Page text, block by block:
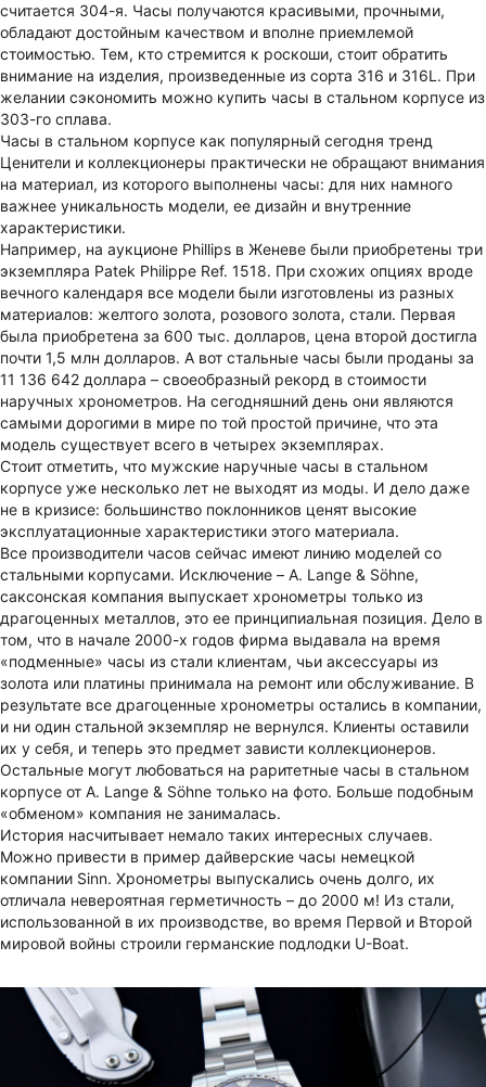
считается 304-я. Часы получаются красивыми, прочными,
обладают достойным качеством и вполне приемлемой
стоимостью. Тем, кто стремится к роскоши, стоит обратить
внимание на изделия, произведенные из сорта 316 и 316L. При
желании сэкономить можно купить часы в стальном корпусе из
303-го сплава.
Часы в стальном корпусе как популярный сегодня тренд
Ценители и коллекционеры практически не обращают внимания
на материал, из которого выполнены часы: для них намного
важнее уникальность модели, ее дизайн и внутренние
характеристики.
Например, на аукционе Phillips в Женеве были приобретены три
экземпляра Patek Philippe Ref. 1518. При схожих опциях вроде
вечного календаря все модели были изготовлены из разных
материалов: желтого золота, розового золота, стали. Первая
была приобретена за 600 тыс. долларов, цена второй достигла
почти 1,5 млн долларов. А вот стальные часы были проданы за
11 136 642 доллара – своеобразный рекорд в стоимости
наручных хронометров. На сегодняшний день они являются
самыми дорогими в мире по той простой причине, что эта
модель существует всего в четырех экземплярах.
Стоит отметить, что мужские наручные часы в стальном
корпусе уже несколько лет не выходят из моды. И дело даже
не в кризисе: большинство поклонников ценят высокие
эксплуатационные характеристики этого материала.
Все производители часов сейчас имеют линию моделей со
стальными корпусами. Исключение – A. Lange & Söhne,
саксонская компания выпускает хронометры только из
драгоценных металлов, это ее принципиальная позиция. Дело в
том, что в начале 2000-х годов фирма выдавала на время
«подменные» часы из стали клиентам, чьи аксессуары из
золота или платины принимала на ремонт или обслуживание. В
результате все драгоценные хронометры остались в компании,
и ни один стальной экземпляр не вернулся. Клиенты оставили
их у себя, и теперь это предмет зависти коллекционеров.
Остальные могут любоваться на раритетные часы в стальном
корпусе от A. Lange & Söhne только на фото. Больше подобным
«обменом» компания не занималась.
История насчитывает немало таких интересных случаев.
Можно привести в пример дайверские часы немецкой
компании Sinn. Хронометры выпускались очень долго, их
отличала невероятная герметичность – до 2000 м! Из стали,
использованной в их производстве, во время Первой и Второй
мировой войны строили германские подлодки U-Boat.